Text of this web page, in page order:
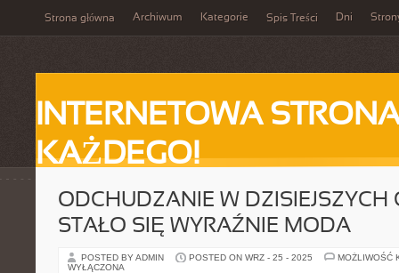
Strona główna Archiwum Kategorie Spis Treści Dni
INTERNETOWA
KAŻDEGO!
ODCHUDZANIE W DZISIEJSZYCH
STAŁO SIĘ WYRAŹNIE MODA
POSTED BY ADMIN POSTED ON WRZ - 25 - 2025
MOŻLIWOŚĆ
WYŁĄCZONA